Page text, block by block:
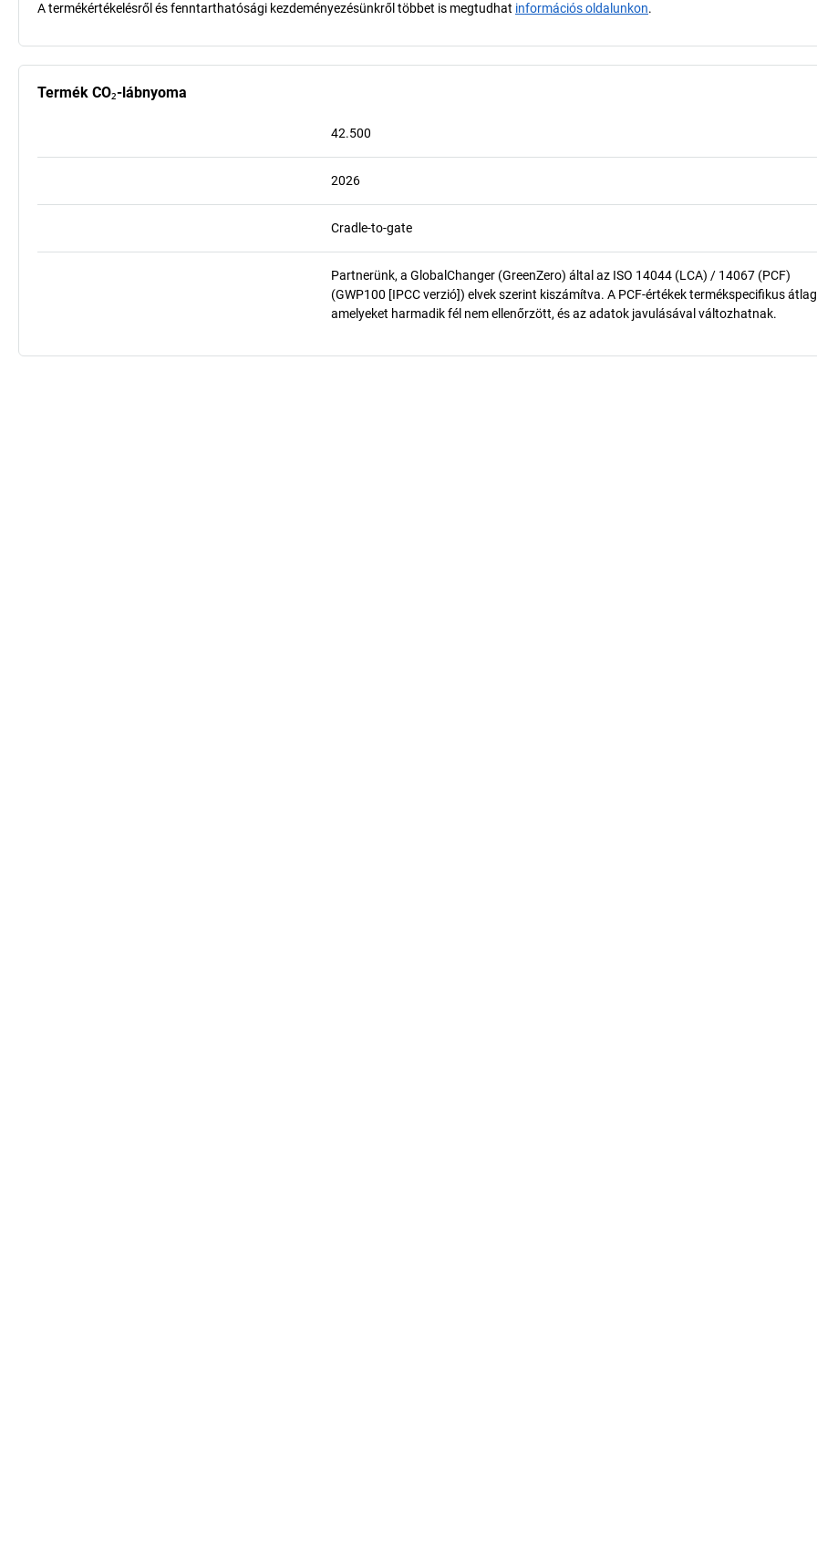
A termékértékelésről és fenntarthatósági kezdeményezésünkről többet is megtudhat információs oldalunkon.
Termék CO₂-lábnyoma
42.500
2026
Cradle-to-gate
Partnerünk, a GlobalChanger (GreenZero) által az ISO 14044 (LCA) / 14067 (PCF)
(GWP100 [IPCC verzió]) elvek szerint kiszámítva. A PCF-értékek termékspecifikus
amelyeket harmadik fél nem ellenőrzött, és az adatok javulásával változhatnak.